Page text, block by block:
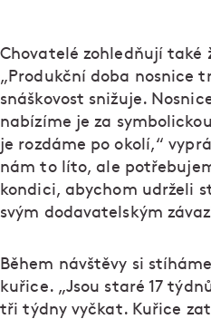
Chovatelé zohledňují také
„Produkční doba nosnice
snáškovost snižuje.
nabízíme je za
je rozdáme po okolí,“
nám to líto, ale
kondici, abychom udrželi
svým dodavatelským
Během návštěvy si
kuřice. „Jsou staré 17
tři týdny vyčkat. Kuřice